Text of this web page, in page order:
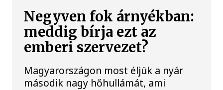
Negyven fok árnyékban:
meddig bírja ezt az
emberi szervezet?
Magyarországon most éljük a nyár
második nagy hőhullámát, ami